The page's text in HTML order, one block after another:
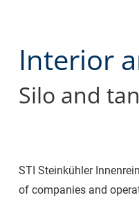
Interior
Silo and
STI Steinkühler
of companies and